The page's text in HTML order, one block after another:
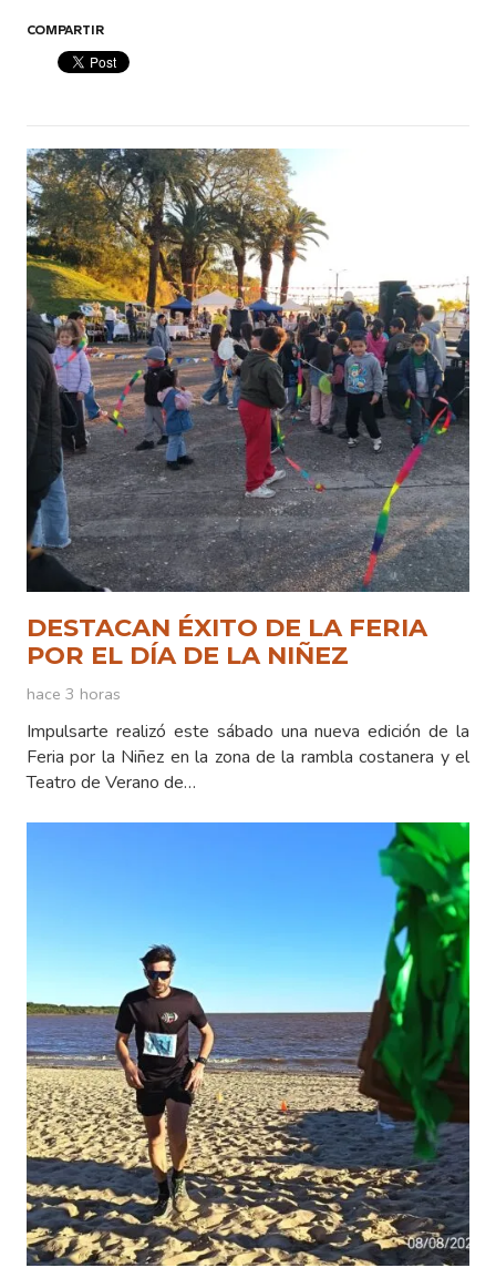
COMPARTIR
DESTACAN ÉXITO DE LA FERIA
POR EL DÍA DE LA NIÑEZ
hace 3 horas
Impulsarte realizó este sábado una nueva edición de la
Feria por la Niñez en la zona de la rambla costanera y el
Teatro de Verano de…